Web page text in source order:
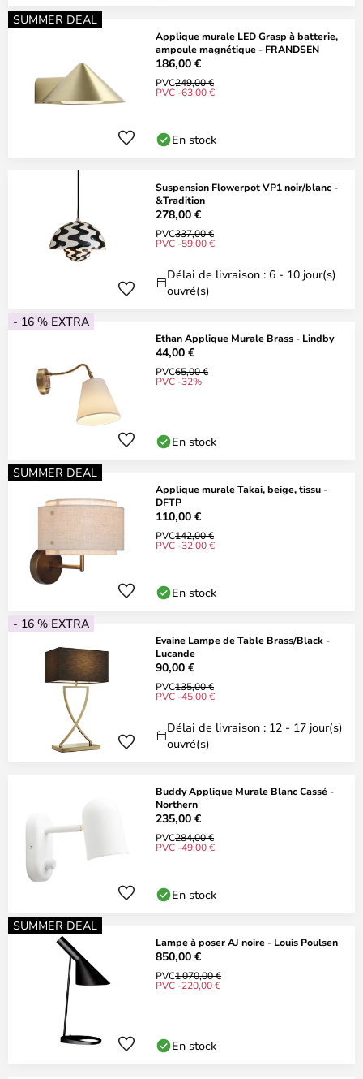
SUMMER DEAL
Applique murale LED Grasp à batterie,
ampoule magnétique - FRANDSEN
186,00 €
PVC249,00 €
PVC -63,00 €
En stock
Suspension Flowerpot VP1 noir/blanc -
&Tradition
278,00 €
PVC337,00 €
PVC -59,00 €
Délai de livraison : 6 - 10 jour(s)
ouvré(s)
- 16 % EXTRA
Ethan Applique Murale Brass - Lindby
44,00 €
PVC65,00 €
PVC -32%
En stock
SUMMER DEAL
Applique murale Takai, beige, tissu -
DFTP
110,00 €
PVC142,00 €
PVC -32,00 €
En stock
- 16 % EXTRA
Evaine Lampe de Table Brass/Black -
Lucande
90,00 €
PVC135,00 €
PVC -45,00 €
Délai de livraison : 12 - 17 jour(s)
ouvré(s)
Buddy Applique Murale Blanc Cassé -
Northern
235,00 €
PVC284,00 €
PVC -49,00 €
En stock
SUMMER DEAL
Lampe à poser AJ noire - Louis Poulsen
850,00 €
PVC1 070,00 €
PVC -220,00 €
En stock